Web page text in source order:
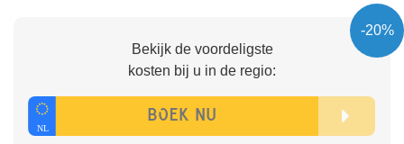
-20%
Bekijk de voordeligste
kosten bij u in de regio: